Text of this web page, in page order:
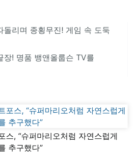
리며 종횡무진! 게임 속 도둑
장! 명품 뱅앤올룹슨 TV를
스, “슈퍼마리오처럼 자연스럽게
추구했다”